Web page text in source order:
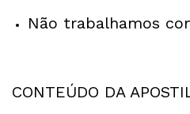
Não trabalhamos
CONTEÚDO DA